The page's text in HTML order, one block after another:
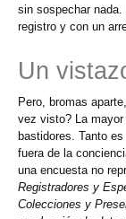
sin sospechar nada.
registro y con un
Un
Pero, bromas
vez visto? La
bastidores. Tanto
fuera de la
una encuesta no
Registradores y
Colecciones y